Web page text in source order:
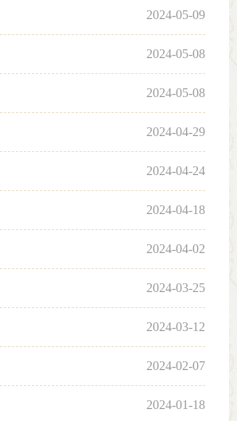
2024-05-09
2024-05-08
2024-05-08
2024-04-29
2024-04-24
2024-04-18
2024-04-02
2024-03-25
2024-03-12
2024-02-07
2024-01-18